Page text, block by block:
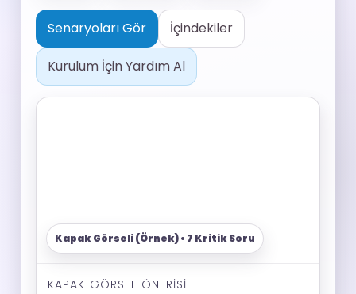
Senaryoları Gör İçindekiler
Kurulum İçin Yardım Al
KAPAK GÖRSEL ÖNERISI